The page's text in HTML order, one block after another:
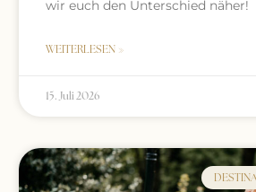
wir euch den Unterschied näher!
WEITERLESEN »
15. Juli 2026